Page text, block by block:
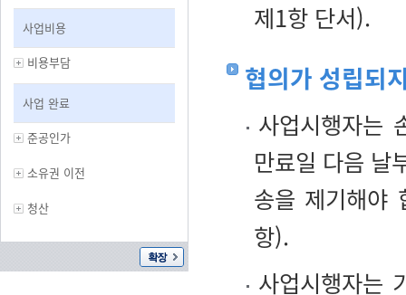
사업비용
비용부담
사업 완료
준공인가
소유권 이전
청산
제1항 단서).
협의가 성립되
사업시행자는
만료일 다음 날
송을 제기해야
항).
사업시행자는